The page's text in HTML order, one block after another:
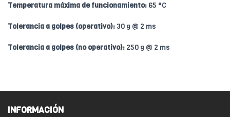
Temperatura máxima de funcionamiento: 65 °C
Tolerancia a golpes (operativo): 30 g @ 2 ms
Tolerancia a golpes (no operativo): 250 g @ 2 ms
INFORMACIÓN